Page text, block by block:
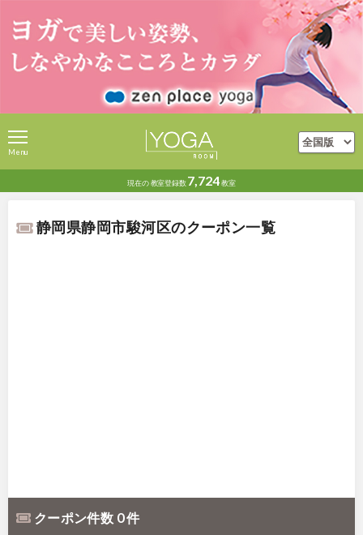
現在の教室登録数 7,724教室
Menu
静岡県静岡市駿河区のクーポン一覧
クーポン件数 0 件